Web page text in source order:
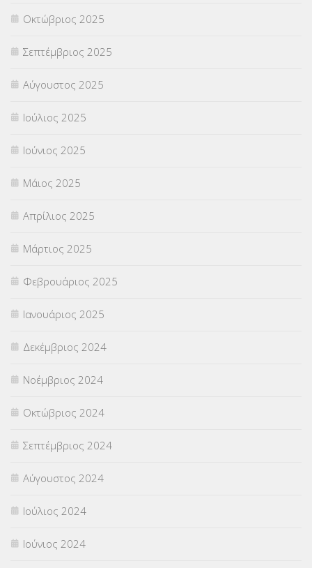
ΥΠΟΤΡΟΦΙΕΣ(28)
ΦΥΣΙΚΗ ΑΓΩΓΗ(692)
Χωρίς κατηγορία
Οκτώβριος 2025
Σεπτέμβριος 2025
Αύγουστος 2025
Ιούλιος 2025
Ιούνιος 2025
Μάιος 2025
Απρίλιος 2025
Μάρτιος 2025
Φεβρουάριος 2025
Ιανουάριος 2025
Δεκέμβριος 2024
Νοέμβριος 2024
Οκτώβριος 2024
Σεπτέμβριος 2024
Αύγουστος 2024
Ιούλιος 2024
Ιούνιος 2024